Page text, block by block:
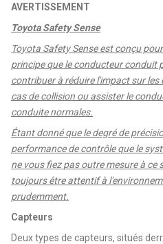
AVERTISSEMENT
Toyota Safety Sense
Toyota Safety Sense est conçu
principe que le conducteur conduit
contribuer à réduire l'impact sur les
cas de collision ou assister le
conduite normales.
Étant donné que le degré de
performance de contrôle que le
ne vous fiez pas outre mesure à
toujours être attentif à
prudemment.
Capteurs
Deux types de capteurs, situés